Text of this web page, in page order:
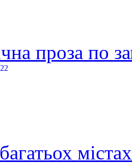
проза по